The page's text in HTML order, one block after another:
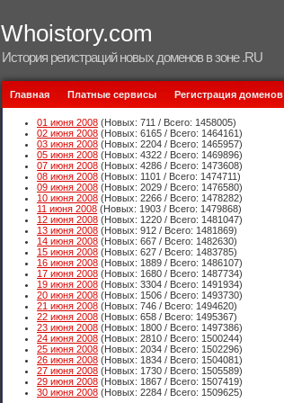
Whoistory.com
История регистраций новых доменов в зоне .RU
Главная Платные сервисы Регистрация доменов
01 июня 2008 (Новых: 711 / Всего: 1458005)
02 июня 2008 (Новых: 6165 / Всего: 1464161)
03 июня 2008 (Новых: 2204 / Всего: 1465957)
05 июня 2008 (Новых: 4322 / Всего: 1469896)
07 июня 2008 (Новых: 4286 / Всего: 1473608)
08 июня 2008 (Новых: 1101 / Всего: 1474711)
09 июня 2008 (Новых: 2029 / Всего: 1476580)
10 июня 2008 (Новых: 2266 / Всего: 1478282)
11 июня 2008 (Новых: 1903 / Всего: 1479868)
12 июня 2008 (Новых: 1220 / Всего: 1481047)
13 июня 2008 (Новых: 912 / Всего: 1481869)
14 июня 2008 (Новых: 667 / Всего: 1482630)
15 июня 2008 (Новых: 627 / Всего: 1483785)
16 июня 2008 (Новых: 1889 / Всего: 1486107)
17 июня 2008 (Новых: 1680 / Всего: 1487734)
19 июня 2008 (Новых: 3304 / Всего: 1491934)
20 июня 2008 (Новых: 1506 / Всего: 1493730)
21 июня 2008 (Новых: 746 / Всего: 1494620)
22 июня 2008 (Новых: 658 / Всего: 1495367)
23 июня 2008 (Новых: 1800 / Всего: 1497386)
24 июня 2008 (Новых: 2810 / Всего: 1500244)
25 июня 2008 (Новых: 2034 / Всего: 1502296)
26 июня 2008 (Новых: 1834 / Всего: 1504081)
27 июня 2008 (Новых: 1730 / Всего: 1505589)
29 июня 2008 (Новых: 1867 / Всего: 1507419)
30 июня 2008 (Новых: 2284 / Всего: 1509625)